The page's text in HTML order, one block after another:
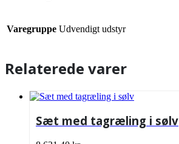
Varegruppe Udvendigt udstyr
Relaterede varer
Sæt med tagræling i sølv